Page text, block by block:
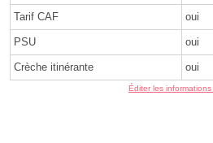
Tarif CAF oui
PSU oui
Crèche itinérante oui
Éditer les